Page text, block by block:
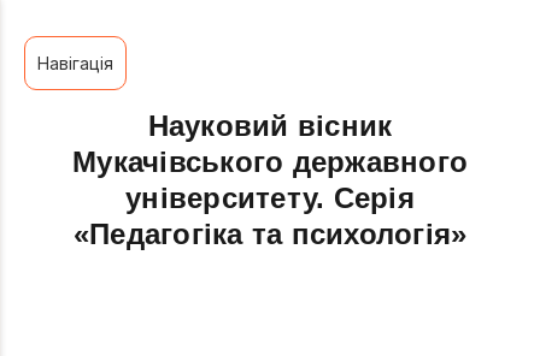
Навігація
Науковий вісник
Мукачівського державного
університету. Серія
«Педагогіка та психологія»